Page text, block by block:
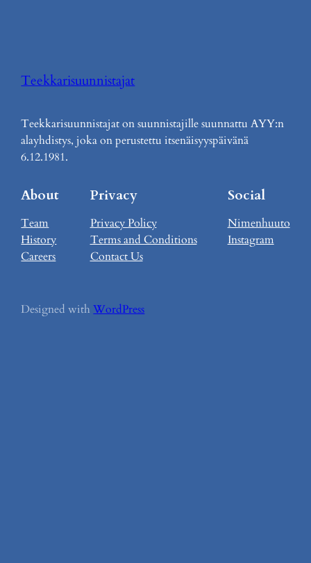
Teekkarisuunnistajat
Teekkarisuunnistajat on suunnistajille suunnattu AYY:n
alayhdistys, joka on perustettu itsenäisyyspäivänä
6.12.1981.
About
Team
History
Careers
Privacy
Privacy Policy
Terms and Conditions
Contact Us
Social
Nimenhuuto
Instagram
Designed withWordPress